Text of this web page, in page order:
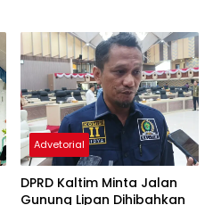
Advetorial
DPRD Kaltim Minta Jalan
Gunung Lipan Dihibahkan